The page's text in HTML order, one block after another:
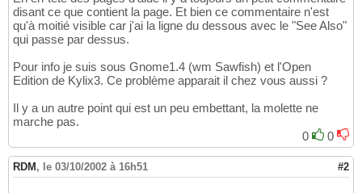
disant ce que contient la page. Et bien ce commentaire n'est
qu'à moitié visible car j'ai la ligne du dessous avec le "See Also"
qui passe par dessus.
Pour info je suis sous Gnome1.4 (wm Sawfish) et l'Open
Edition de Kylix3. Ce problème apparait il chez vous aussi ?
Il y a un autre point qui est un peu embettant, la molette ne
marche pas.
0
0
RDM , le 03/10/2002 à 16h51 #2